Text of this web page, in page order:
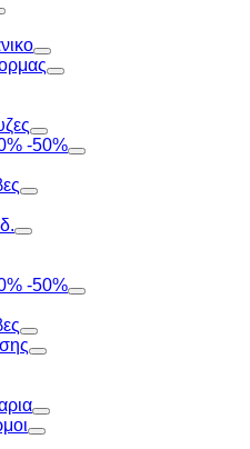
Toggle
Toggle
Toggle
-50%
Toggle
Toggle
Toggle
-50%
Toggle
Toggle
Toggle
Toggle
Toggle